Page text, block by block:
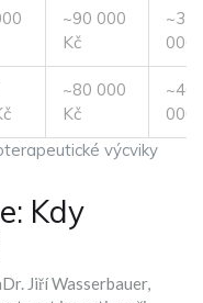
výcviky
~90 000
Kč
000
~80 000
Kč
000
Kdy
Jiří Wasserbauer,